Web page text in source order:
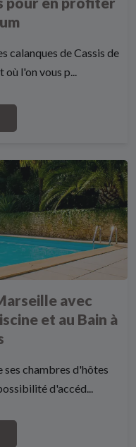
calanques de Cassis de
l'on vous p...
avec
et au Bain à
ses chambres d'hôtes
d'accéd...